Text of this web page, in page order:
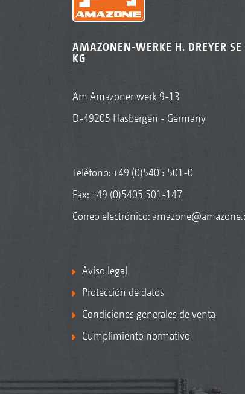
AMAZONEN-WERKE H. DREYER SE
KG
Am Amazonenwerk 9-13
D-49205 Hasbergen - Germany
Teléfono:+49 (0)5405 501-0
Fax: +49 (0)5405 501-147
Correo electrónico:
Aviso legal
Protección de datos
Condiciones generales de venta
Cumplimiento normativo